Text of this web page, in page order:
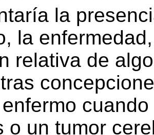
la
la
relativa de
o un tumor